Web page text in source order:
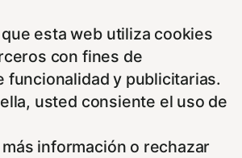
esta web utiliza cookies
con fines de
funcionalidad y publicitarias.
usted consiente el uso de
información o rechazar